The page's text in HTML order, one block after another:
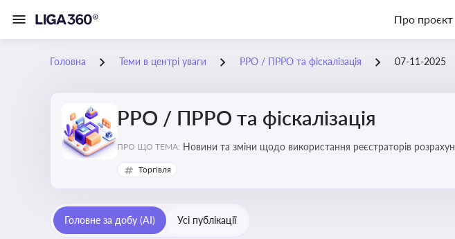
Про проєкт
Головна Теми в центрі уваги РРО / ПРРО та фіскалізація 07-11-2025
РРО / ПРРО та фіскалізація
ПРО ЩО ТЕМА:
Торгівля
Головне за добу (AI) Усі публікації